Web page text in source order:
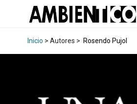
Inicio > Autores > Rosendo Pujol